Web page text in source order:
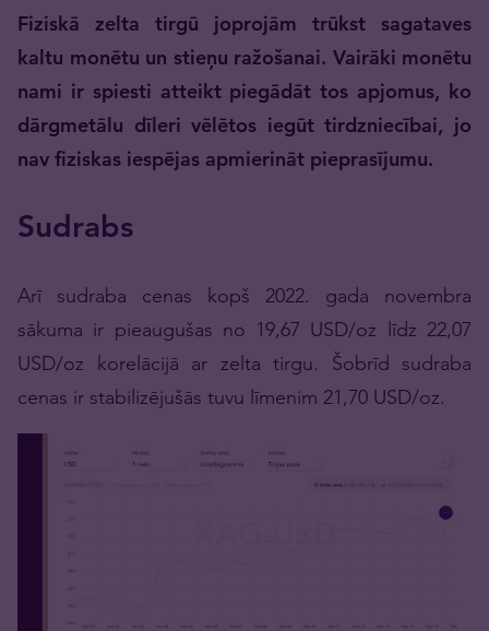
Fiziskā zelta tirgū joprojām trūkst sagataves
kaltu monētu un stieņu ražošanai. Vairāki monētu
nami ir spiesti atteikt piegādāt tos apjomus, ko
dārgmetālu dīleri vēlētos iegūt tirdzniecībai, jo
nav fiziskas iespējas apmierināt pieprasījumu.
Sudrabs
Arī sudraba cenas kopš 2022. gada novembra
sākuma ir pieaugušas no 19,67 USD/oz līdz 22,07
USD/oz korelācijā ar zelta tirgu. Šobrīd sudraba
cenas ir stabilizējušās tuvu līmenim 21,70 USD/oz.